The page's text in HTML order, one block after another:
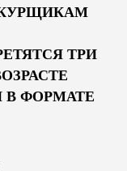
ТРИ
В ФОРМАТЕ